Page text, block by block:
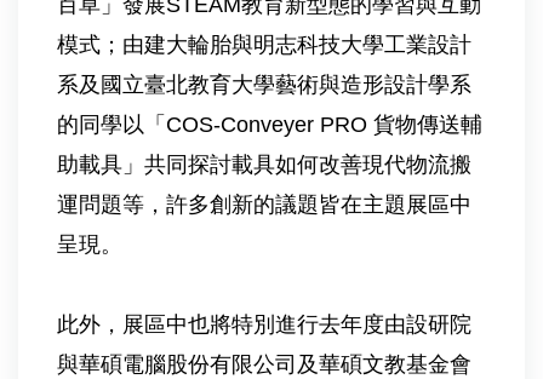
百草」發展STEAM教育新型態的學習與互動
模式；由建大輪胎與明志科技大學工業設計
系及國立臺北教育大學藝術與造形設計學系
的同學以「COS-Conveyer PRO 貨物傳送輔
助載具」共同探討載具如何改善現代物流搬
運問題等，許多創新的議題皆在主題展區中
呈現。
此外，展區中也將特別進行去年度由設研院
與華碩電腦股份有限公司及華碩文教基金會